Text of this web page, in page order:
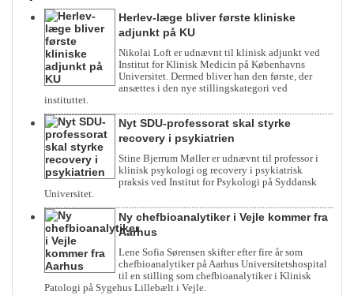
Herlev-læge bliver første kliniske
adjunkt på KU
Nikolai Loft er udnævnt til klinisk adjunkt ved
Institut for Klinisk Medicin på Københavns
Universitet. Dermed bliver han den første, der
ansættes i den nye stillingskategori ved
instituttet.
Nyt SDU-professorat skal styrke
recovery i psykiatrien
Stine Bjerrum Møller er udnævnt til professor i
klinisk psykologi og recovery i psykiatrisk
praksis ved Institut for Psykologi på Syddansk
Universitet.
Ny chefbioanalytiker i Vejle kommer fra
Aarhus
Lene Sofia Sørensen skifter efter fire år som
chefbioanalytiker på Aarhus Universitetshospital
til en stilling som chefbioanalytiker i Klinisk
Patologi på Sygehus Lillebælt i Vejle.